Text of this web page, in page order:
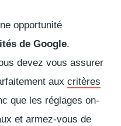
opportunité
de Google.
devez vous assurer
aux critères
que les réglages on-
et armez-vous de